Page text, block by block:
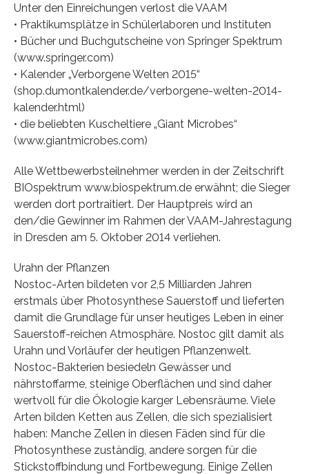
Unter den Einreichungen verlost die VAAM
• Praktikumsplätze in Schülerlaboren und Instituten
• Bücher und Buchgutscheine von Springer Spektrum
(www.springer.com)
• Kalender „Verborgene Welten 2015“
(shop.dumontkalender.de/verborgene-welten-2014-
kalender.html)
• die beliebten Kuscheltiere „Giant Microbes“
(www.giantmicrobes.com)
Alle Wettbewerbsteilnehmer werden in der Zeitschrift
BIOspektrum www.biospektrum.de erwähnt; die Sieger
werden dort portraitiert. Der Hauptpreis wird an
den/die Gewinner im Rahmen der VAAM-Jahrestagung
in Dresden am 5. Oktober 2014 verliehen.
Urahn der Pflanzen
Nostoc-Arten bildeten vor 2,5 Milliarden Jahren
erstmals über Photosynthese Sauerstoff und lieferten
damit die Grundlage für unser heutiges Leben in einer
Sauerstoff-reichen Atmosphäre. Nostoc gilt damit als
Urahn und Vorläufer der heutigen Pflanzenwelt.
Nostoc-Bakterien besiedeln Gewässer und
nährstoffarme, steinige Oberflächen und sind daher
wertvoll für die Ökologie karger Lebensräume. Viele
Arten bilden Ketten aus Zellen, die sich spezialisiert
haben: Manche Zellen in diesen Fäden sind für die
Photosynthese zuständig, andere sorgen für die
Stickstoffbindung und Fortbewegung. Einige Zellen